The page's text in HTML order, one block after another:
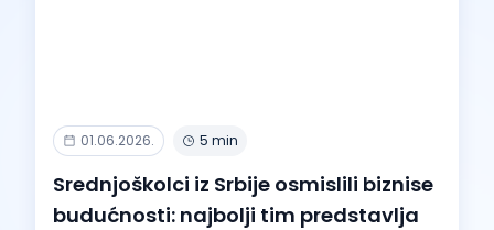
01.06.2026. 5 min
Srednjoškolci iz Srbije osmislili biznise
budućnosti: najbolji tim predstavlja